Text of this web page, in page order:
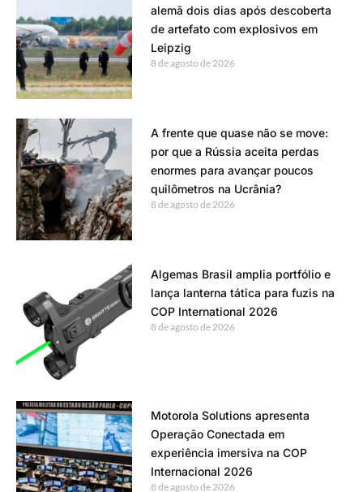
alemã dois dias após descoberta
de artefato com explosivos em
Leipzig
8 de agosto de 2026
A frente que quase não se move:
por que a Rússia aceita perdas
enormes para avançar poucos
quilômetros na Ucrânia?
8 de agosto de 2026
Algemas Brasil amplia portfólio e
lança lanterna tática para fuzis na
COP International 2026
8 de agosto de 2026
Motorola Solutions apresenta
Operação Conectada em
experiência imersiva na COP
Internacional 2026
8 de agosto de 2026